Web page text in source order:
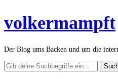
volkermampft
Der Blog ums Backen und um die